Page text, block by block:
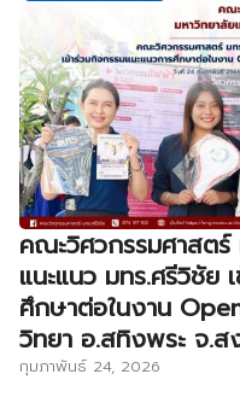
คณะวิศวกรรมศาสต
แนะแนว มทร.ศรีวิชัย
ศึกษาต่อในงาน
วิทยา อ.สทิงพระ จ.ส
กุมภาพันธ์ 24, 2026